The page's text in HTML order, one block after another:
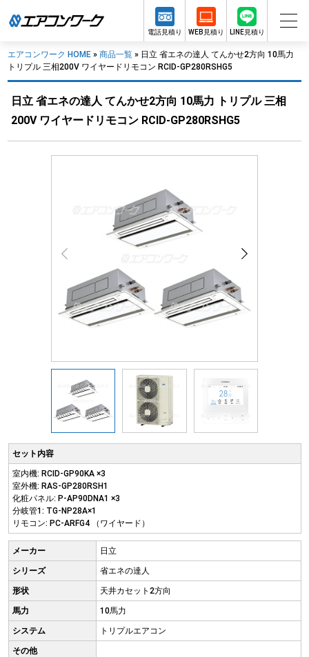
電話見積り WEB見積り LINE見積り
エアコンワーク HOME » 商品一覧 » 日立 省エネの達人 てんかせ2方向 10馬力
トリプル 三相200V ワイヤードリモコン RCID-GP280RSHG5
日立 省エネの達人 てんかせ2方向 10馬力 トリプル 三相
200V ワイヤードリモコン RCID-GP280RSHG5
セット内容
室内機: RCID-GP90KA ×3
室外機: RAS-GP280RSH1
化粧パネル: P-AP90DNA1 ×3
分岐管1: TG-NP28A×1
リモコン: PC-ARFG4 （ワイヤード）
メーカー 日立
シリーズ 省エネの達人
形状 天井カセット2方向
馬力 10馬力
システム トリプルエアコン
その他